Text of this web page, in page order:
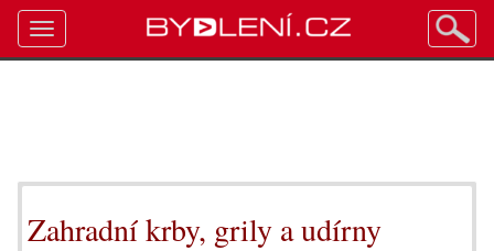
Zahradní krby, grily a udírny
Toggle
navigation